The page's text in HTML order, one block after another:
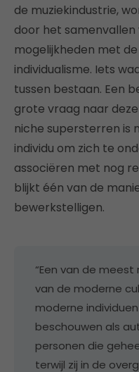
de muziekindustrie,
door het samenvallen
mogelijkheden met
individualisme. Iets
tussen bestaan. Een
grote vraag naar
niche supersterren is
individu om zich te
associëren met nog
blijkt één van de
bewerkstelligen.
“Een van de
van de moderne
moderne
beschouwen als
personen die
terwijl zij in de